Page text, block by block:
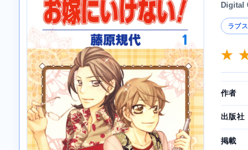
Digital
ラブ
★
作者
出版社
掲載